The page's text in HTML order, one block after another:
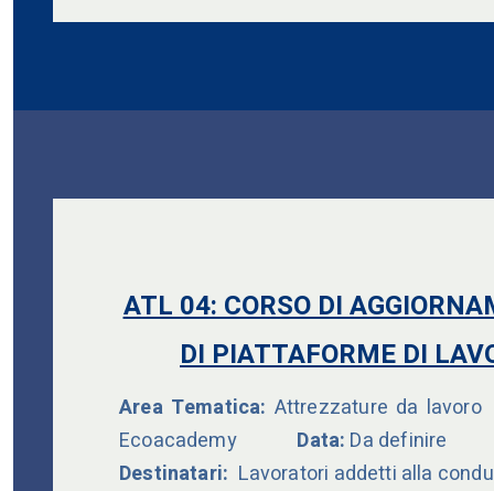
ATL 04: CORSO DI
DI PIATTAFORME DI
Area Tematica: Attrezzature da lavoro
EcoacademyData: Da definire
Destinatari: Lavoratori addetti alla